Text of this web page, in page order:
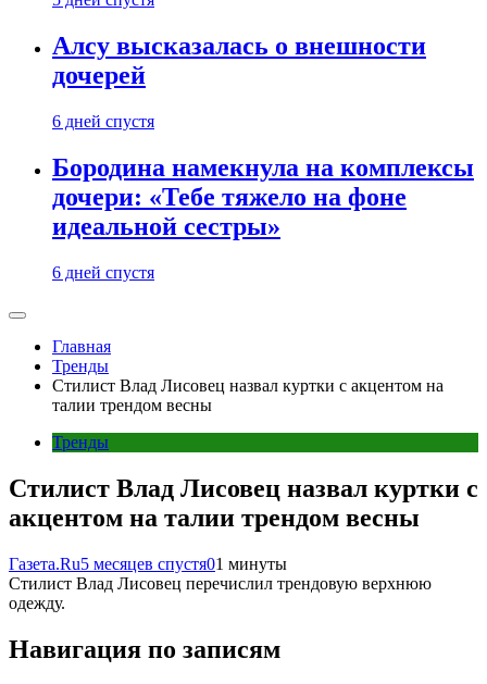
Алсу высказалась о внешности
дочерей
6 дней спустя
Бородина намекнула на комплексы
дочери: «Тебе тяжело на фоне
идеальной сестры»
6 дней спустя
Главная
Тренды
Стилист Влад Лисовец назвал куртки с акцентом на
талии трендом весны
Тренды
Стилист Влад Лисовец назвал куртки с
акцентом на талии трендом весны
Газета.Ru5 месяцев спустя01 минуты
Стилист Влад Лисовец перечислил трендовую верхнюю
одежду.
Навигация по записям